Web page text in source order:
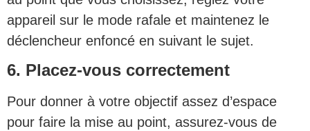
appareil sur le mode rafale et maintenez le
déclencheur enfoncé en suivant le sujet.
6. Placez-vous correctement
Pour donner à votre objectif assez d’espace
pour faire la mise au point, assurez-vous de